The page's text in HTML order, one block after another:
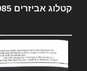
קטלוג אביזרים Jeep 1985